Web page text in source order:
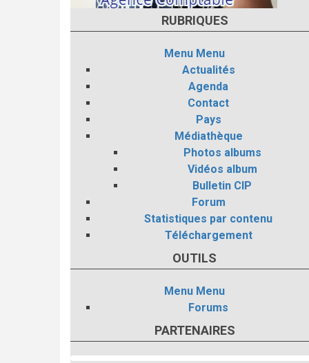
RUBRIQUES
Menu Menu
Actualités
Agenda
Contact
Pays
Médiathèque
Photos albums
Vidéos album
Bulletin CIP
Forum
Statistiques par contenu
Téléchargement
OUTILS
Menu Menu
Forums
PARTENAIRES